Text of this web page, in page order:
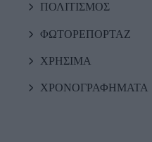
ΠΟΛΙΤΙΣΜΟΣ
ΦΩΤΟΡΕΠΟΡΤΑΖ
ΧΡΗΣΙΜΑ
ΧΡΟΝΟΓΡΑΦΗΜΑΤΑ